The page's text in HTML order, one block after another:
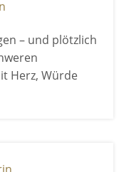
– und plötzlich
Herz, Würde